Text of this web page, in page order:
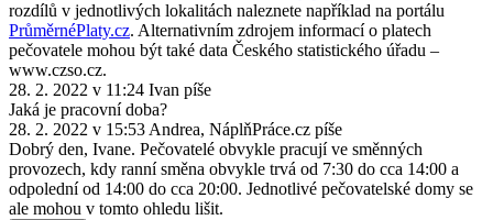
rozdílů v jednotlivých lokalitách naleznete například na portálu
PrůměrnéPlaty.cz. Alternativním zdrojem informací o platech
pečovatele mohou být také data Českého statistického úřadu –
www.czso.cz.
28. 2. 2022 v 11:24 Ivan píše
Jaká je pracovní doba?
28. 2. 2022 v 15:53 Andrea, NáplňPráce.cz píše
Dobrý den, Ivane. Pečovatelé obvykle pracují ve směnných
provozech, kdy ranní směna obvykle trvá od 7:30 do cca 14:00 a
odpolední od 14:00 do cca 20:00. Jednotlivé pečovatelské domy se
ale mohou v tomto ohledu lišit.